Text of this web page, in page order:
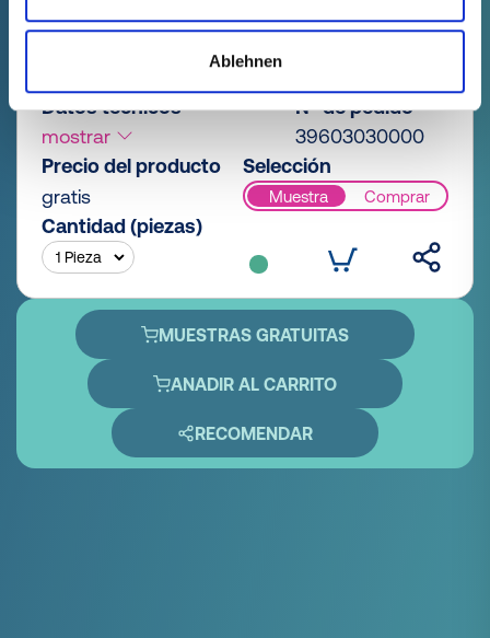
Ablehnen
GPN 396 HV 40-4+2 PET, negro
Datos técnicos
mostrar
Nº de pedido
39603030000
Precio del producto
gratis
Selección
Muestra Comprar
Cantidad (piezas)
MUESTRAS GRATUITAS
ANADIR AL CARRITO
RECOMENDAR